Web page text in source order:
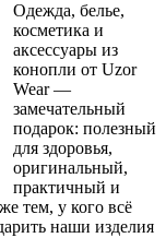
Одежда, белье,
косметика и
аксессуары из
конопли от Uzor
Wear —
замечательный
подарок: полезный
для здоровья,
оригинальный,
практичный и
тем, у кого всё
наши изделия